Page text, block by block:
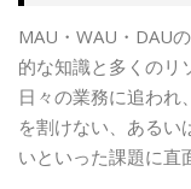
MAU・WAU・DAU
的な知識と多くのリ
日々の業務に追われ
を割けない、あるい
いといった課題に直